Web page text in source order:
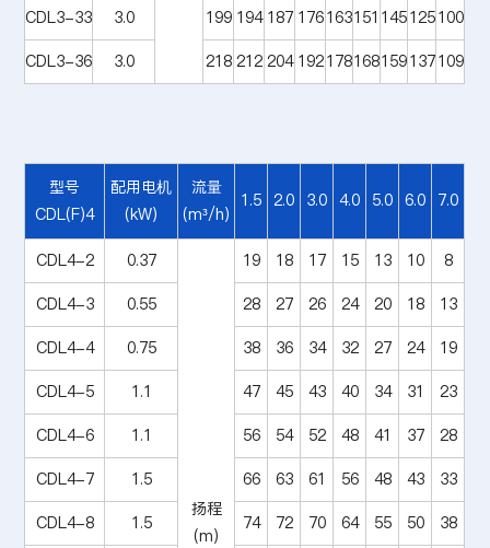
CDL3-33 3.0 199 194 187 176163151 145125100
CDL3-36
3.0 218 212 204 192178168159137109
型号
CDL(F)4
配用电机
(kW)
流量
(m³/h)
1.5 2.0 3.0 4.0 5.0 6.0 7.0
CDL4-2 0.37
扬程
(m)
19 18 17 15 13 10
8
CDL4-3
0.55 28 27 26 24 20 18
13
CDL4-4
0.75 38 36 34 32 27 24
19
CDL4-5
1.1 47 45 43 40 34 31
23
CDL4-6
1.1 56 54 52 48 41 37
28
CDL4-7
1.5 66 63 61 56 48 43
33
CDL4-8
1.5 74 72 70 64 55 50
38